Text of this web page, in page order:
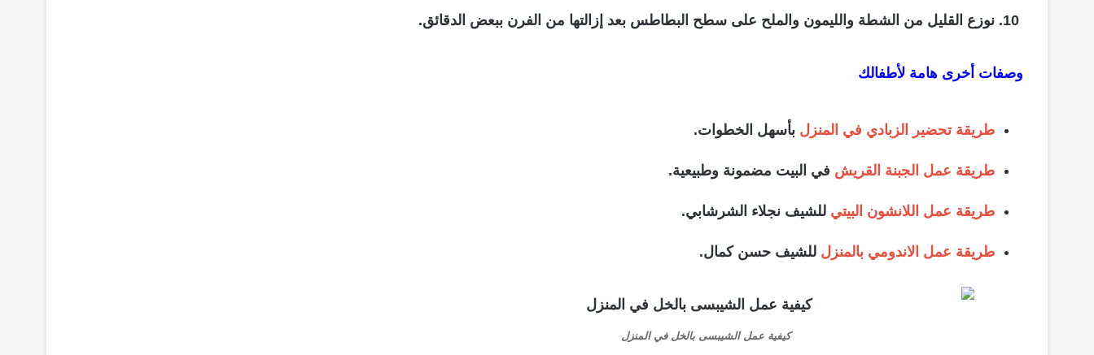
نوزع القليل من الشطة والليمون والملح على سطح البطاطس بعد إزالتها من الفرن ببعض الدقائق.
وصفات أخرى هامة لأطفالك
طريقة تحضير الزبادي في المنزل بأسهل الخطوات.
طريقة عمل الجبنة القريش في البيت مضمونة وطبيعية.
طريقة عمل اللانشون البيتي للشيف نجلاء الشرشابي.
طريقة عمل الاندومي بالمنزل للشيف حسن كمال.
كيفية عمل الشيبسى بالخل في المنزل